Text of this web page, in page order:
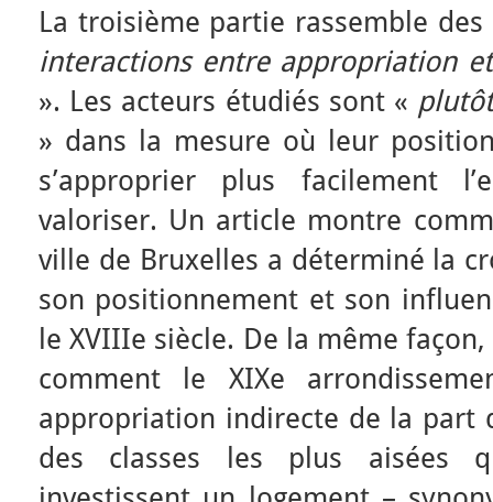
La troisième partie rassemble
interactions entre appropriation
». Les acteurs étudiés sont «
» dans la mesure où leur
s’approprier plus facilement
valoriser. Un article montre
ville de Bruxelles a déterminé la
son positionnement et son
le XVIIIe siècle. De la même
comment le XIXe
appropriation indirecte de la part
des classes les plus aisées